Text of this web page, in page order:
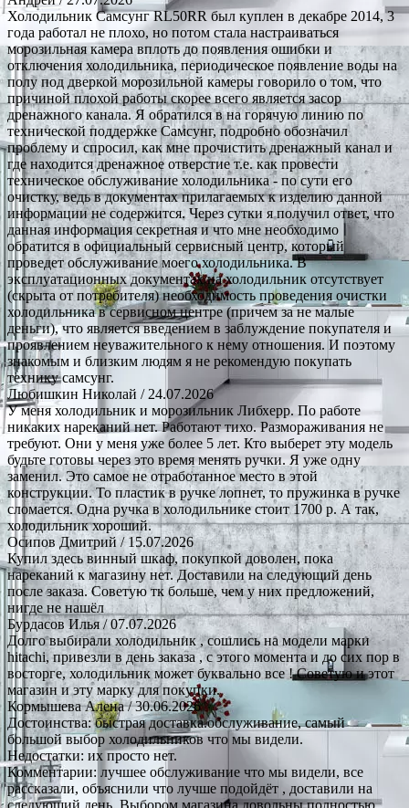
Холодильник Самсунг RL50RR был куплен в декабре 2014, 3
года работал не плохо, но потом стала настраиваться
морозильная камера вплоть до появления ошибки и
отключения холодильника, периодическое появление воды на
полу под дверкой морозильной камеры говорило о том, что
причиной плохой работы скорее всего является засор
дренажного канала. Я обратился в на горячую линию по
технической поддержке Самсунг, подробно обозначил
проблему и спросил, как мне прочистить дренажный канал и
где находится дренажное отверстие т.е. как провести
техническое обслуживание холодильника - по сути его
очистку, ведь в документах прилагаемых к изделию данной
информации не содержится. Через сутки я получил ответ, что
данная информация секретная и что мне необходимо
обратится в официальный сервисный центр, который
проведет обслуживание моего холодильника. В
эксплуатационных документах на холодильник отсутствует
(скрыта от потребителя) необходимость проведения очистки
холодильника в сервисном центре (причем за не малые
деньги), что является введением в заблуждение покупателя и
проявлением неуважительного к нему отношения. И поэтому
знакомым и близким людям я не рекомендую покупать
технику самсунг.
Любишкин Николай / 24.07.2026
У меня холодильник и морозильник Либхерр. По работе
никаких нареканий нет. Работают тихо. Размораживания не
требуют. Они у меня уже более 5 лет. Кто выберет эту модель
будьте готовы через это время менять ручки. Я уже одну
заменил. Это самое не отработанное место в этой
конструкции. То пластик в ручке лопнет, то пружинка в ручке
сломается. Одна ручка в холодильнике стоит 1700 р. А так,
холодильник хороший.
Осипов Дмитрий / 15.07.2026
Купил здесь винный шкаф, покупкой доволен, пока
нареканий к магазину нет. Доставили на следующий день
после заказа. Советую тк больше, чем у них предложений,
нигде не нашёл
Бурдасов Илья/ 07.07.2026
Долго выбирали холодильник , сошлись на модели марки
hitachi, привезли в день заказа , с этого момента и до сих пор в
восторге, холодильник может буквально все ! Советую и этот
магазин и эту марку для покупки.
Кормышева Алена/ 30.06.2026
Достоинства: быстрая доставка.обслуживание, самый
большой выбор холодильников что мы видели.
Недостатки: их просто нет.
Комментарии: лучшее обслуживание что мы видели, все
рассказали, объяснили что лучше подойдёт , доставили на
следующий день. Выбором магазина довольны полностью